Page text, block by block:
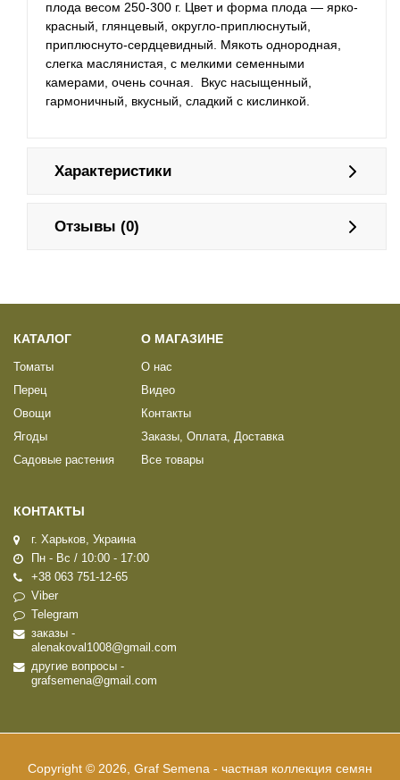
плода весом 250-300 г. Цвет и форма плода — ярко-
красный, глянцевый, округло-приплюснутый,
приплюснуто-сердцевидный. Мякоть однородная,
слегка маслянистая, с мелкими семенными
камерами, очень сочная. Вкус насыщенный,
гармоничный, вкусный, сладкий с кислинкой.
Характеристики
Отзывы (0)
КАТАЛОГ
Томаты
Перец
Овощи
Ягоды
Садовые растения
О МАГАЗИНЕ
О нас
Видео
Контакты
Заказы, Оплата, Доставка
Все товары
КОНТАКТЫ
г. Харьков, Украина
Пн - Вс / 10:00 - 17:00
+38 063 751-12-65
Viber
Telegram
заказы -
alenakoval1008@gmail.com
другие вопросы -
grafsemena@gmail.com
Copyright © 2026, Graf Semena - частная коллекция семян